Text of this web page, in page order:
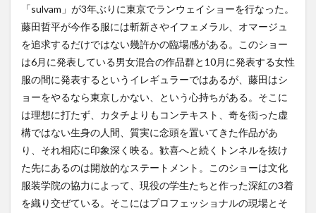
「sulvam」が3年ぶりに東京でランウェイショーを行なった。
藤田哲平が今作る服には斬新さやイフェメラル、オマージュ
を追求するだけではない幾許かの臨場感がある。このショー
は6月に発表している男女混合の作品群と10月に発表する女性
服の間に発表するというイレギュラーではあるが、藤田はシ
ョーをやるなら東京しかない、という心持ちがある。そこに
は理想に打たず、カタチよりもコンテキスト、奇を衒った虚
構ではない生身の人間、質実に念頭を置いてきた作品があ
り、それ相応に印象深く映る。歓喜へと続くトンネルを抜け
た先にあるのは開放的なステートメント。このショーは文化
服装学院の協力によって、現役の学生たちと作った深紅の3着
を織り交ぜている。そこにはプロフェッショナルの現場とそ